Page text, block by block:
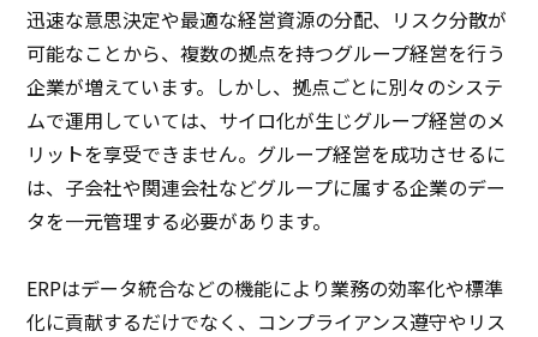
迅速な意思決定や最適な経営資源の分配、リスク分散が
可能なことから、複数の拠点を持つグループ経営を行う
企業が増えています。しかし、拠点ごとに別々のシステ
ムで運用していては、サイロ化が生じグループ経営のメ
リットを享受できません。グループ経営を成功させるに
は、子会社や関連会社などグループに属する企業のデー
タを一元管理する必要があります。
ERPはデータ統合などの機能により業務の効率化や標準
化に貢献するだけでなく、コンプライアンス遵守やリス